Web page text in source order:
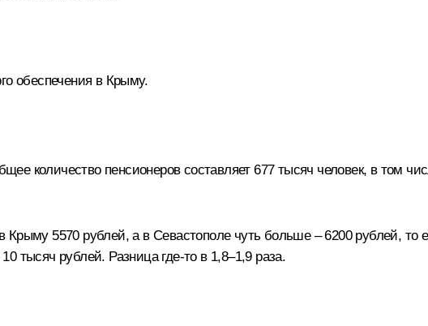
обеспечения в Крыму.
количество пенсионеров составляет 677 тысяч человек, в том
5570 рублей, а в Севастополе чуть больше – 6200 рублей, то
тысяч рублей. Разница где‑то в 1,8–1,9 раза.